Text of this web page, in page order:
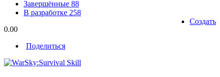
Завершённые 88
В разработке 258
Создать
0.00
Поделиться